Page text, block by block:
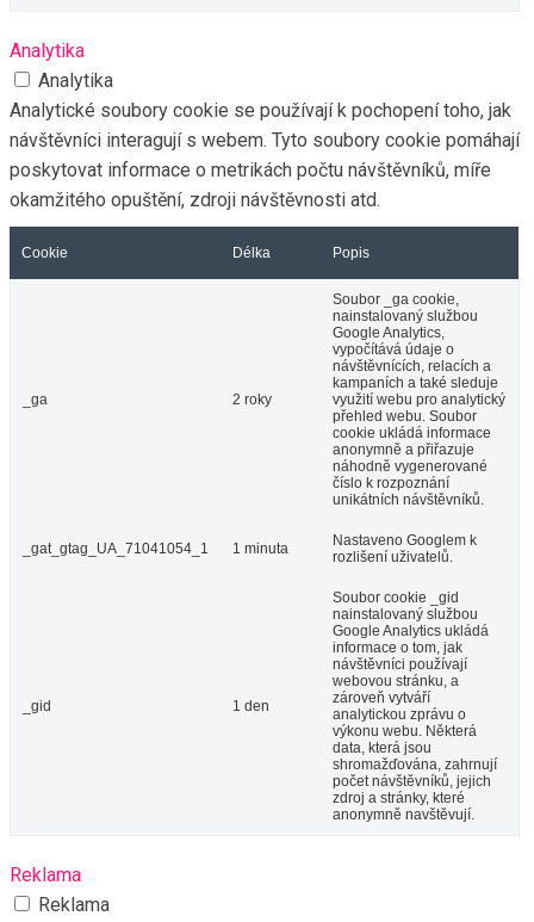
Analytika
Analytika
Analytické soubory cookie se používají k pochopení toho, jak
návštěvníci interagují s webem. Tyto soubory cookie pomáhají
poskytovat informace o metrikách počtu návštěvníků, míře
okamžitého opuštění, zdroji návštěvnosti atd.
Cookie Délka Popis
_ga 2 roky
Soubor _ga cookie,
nainstalovaný službou
Google Analytics,
vypočítává údaje o
návštěvnících, relacích a
kampaních a také sleduje
využití webu pro analytický
přehled webu. Soubor
cookie ukládá informace
anonymně a přiřazuje
náhodně vygenerované
číslo k rozpoznání
unikátních návštěvníků.
_gat_gtag_UA_71041054_1 1 minuta
Nastaveno Googlem k
rozlišení uživatelů.
_gid 1 den
Soubor cookie _gid
nainstalovaný službou
Google Analytics ukládá
informace o tom, jak
návštěvníci používají
webovou stránku, a
zároveň vytváří
analytickou zprávu o
výkonu webu. Některá
data, která jsou
shromažďována, zahrnují
počet návštěvníků, jejich
zdroj a stránky, které
anonymně navštěvují.
Reklama
Reklama